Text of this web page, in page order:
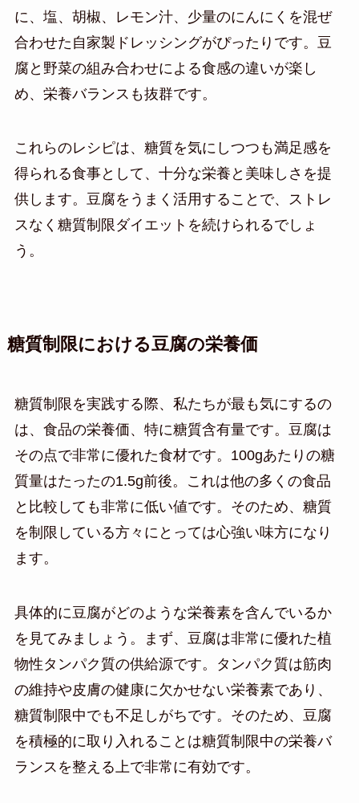
に、塩、胡椒、レモン汁、少量のにんにくを混ぜ
合わせた自家製ドレッシングがぴったりです。豆
腐と野菜の組み合わせによる食感の違いが楽し
め、栄養バランスも抜群です。
これらのレシピは、糖質を気にしつつも満足感を
得られる食事として、十分な栄養と美味しさを提
供します。豆腐をうまく活用することで、ストレ
スなく糖質制限ダイエットを続けられるでしょ
う。
糖質制限における豆腐の栄養価
糖質制限を実践する際、私たちが最も気にするの
は、食品の栄養価、特に糖質含有量です。豆腐は
その点で非常に優れた食材です。100gあたりの糖
質量はたったの1.5g前後。これは他の多くの食品
と比較しても非常に低い値です。そのため、糖質
を制限している方々にとっては心強い味方になり
ます。
具体的に豆腐がどのような栄養素を含んでいるか
を見てみましょう。まず、豆腐は非常に優れた植
物性タンパク質の供給源です。タンパク質は筋肉
の維持や皮膚の健康に欠かせない栄養素であり、
糖質制限中でも不足しがちです。そのため、豆腐
を積極的に取り入れることは糖質制限中の栄養バ
ランスを整える上で非常に有効です。